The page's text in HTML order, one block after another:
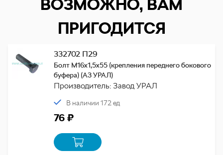
ВОЗМОЖНО, ВАМ
ПРИГОДИТСЯ
332702 П29
Болт М16х1,5х55 (крепления переднего бокового
буфера) (АЗ УРАЛ)
Производитель: Завод УРАЛ
В наличии 172 ед
76 ₽